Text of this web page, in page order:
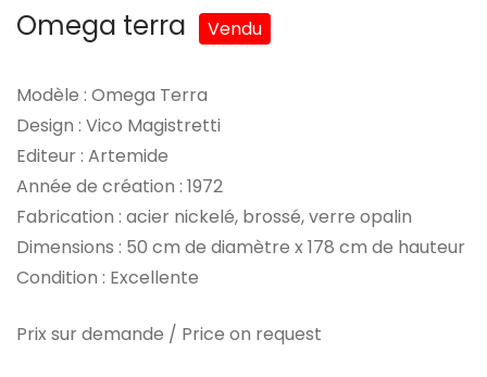
Omega terra
Modèle : Omega Terra
Design : Vico Magistretti
Editeur : Artemide
Année de création : 1972
Fabrication : acier nickelé, brossé, verre opalin
Dimensions : 50 cm de diamètre x 178 cm de hauteur
Condition : Excellente
Prix sur demande / Price on request